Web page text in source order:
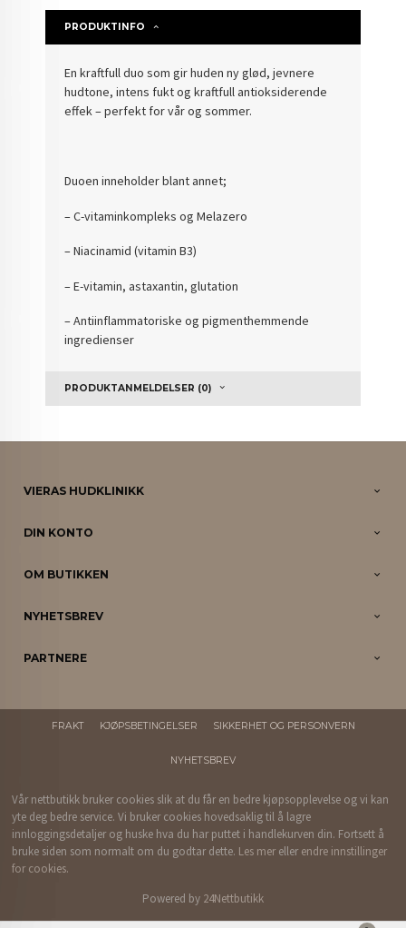
PRODUKTINFO
En kraftfull duo som gir huden ny glød, jevnere
hudtone, intens fukt og kraftfull antioksiderende
effek – perfekt for vår og sommer.
Duoen inneholder blant annet;
– C-vitaminkompleks og Melazero
– Niacinamid (vitamin B3)
– E-vitamin, astaxantin, glutation
– Antiinflammatoriske og pigmenthemmende
ingredienser
PRODUKTANMELDELSER (0)
VIERAS HUDKLINIKK
DIN KONTO
OM BUTIKKEN
NYHETSBREV
PARTNERE
FRAKT KJØPSBETINGELSER SIKKERHET OG PERSONVERN
NYHETSBREV
Vår nettbutikk bruker cookies slik at du får en bedre kjøpsopplevelse og vi kan
yte deg bedre service. Vi bruker cookies hovedsaklig til å lagre
innloggingsdetaljer og huske hva du har puttet i handlekurven din. Fortsett å
bruke siden som normalt om du godtar dette. Les mer eller endre innstillinger
for cookies.
Powered by 24Nettbutikk